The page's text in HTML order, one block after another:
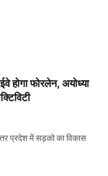
होगा फोरलेन, अयोध्या
प्रदेश में सड़को का विकास